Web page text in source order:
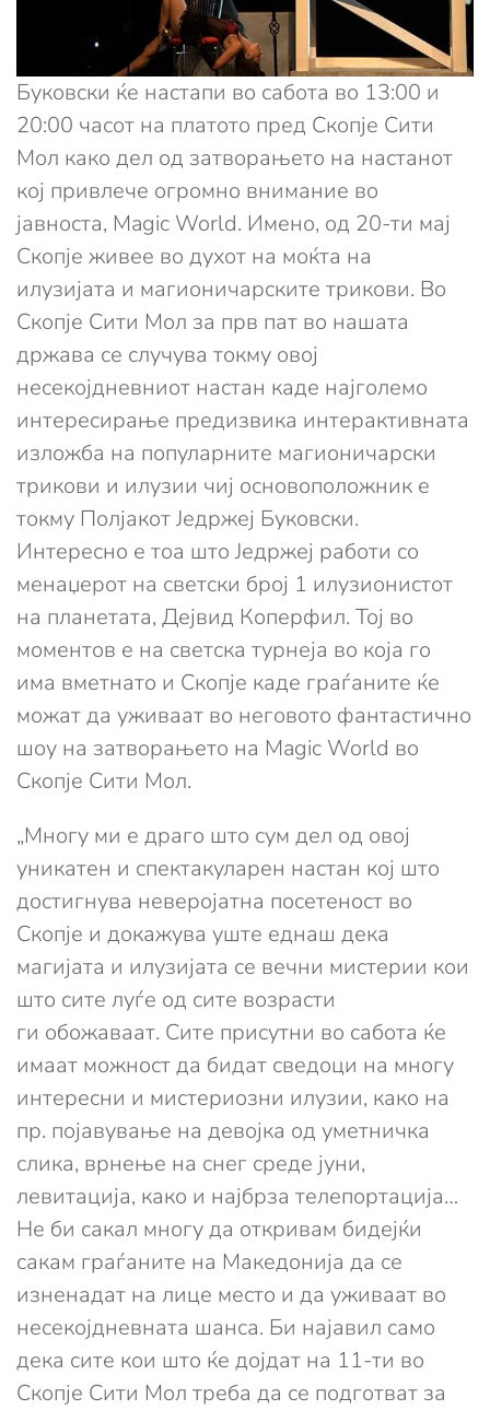
Буковски ќе настапи во сабота во 13:00 и
20:00 часот на платото пред Скопје Сити
Мол како дел од затворањето на настанот
кој привлече огромно внимание во
јавноста, Magic World. Имено, од 20-ти мај
Скопје живее во духот на моќта на
илузијата и магионичарските трикови. Во
Скопје Сити Мол за прв пат во нашата
држава се случува токму овој
несекојдневниот настан каде најголемо
интересирање предизвика интерактивната
изложба на популарните магионичарски
трикови и илузии чиј основоположник е
токму Полјакот Једржеј Буковски.
Интересно е тоа што Једржеј работи со
менаџерот на светски број 1 илузионистот
на планетата, Дејвид Коперфил. Тој во
моментов е на светска турнеја во која го
има вметнато и Скопје каде граѓаните ќе
можат да уживаат во неговото фантастично
шоу на затворањето на Magic World во
Скопје Сити Мол.
„Многу ми е драго што сум дел од овој
уникатен и спектакуларен настан кој што
достигнува неверојатна посетеност во
Скопје и докажува уште еднаш дека
магијата и илузијата се вечни мистерии кои
што сите луѓе од сите возрасти
ги обожаваат. Сите присутни во сабота ќе
имаат можност да бидат сведоци на многу
интересни и мистериозни илузии, како на
пр. појавување на девојка од уметничка
слика, врнење на снег среде јуни,
левитација, како и најбрза телепортација…
Не би сакал многу да откривам бидејќи
сакам граѓаните на Македонија да се
изненадат на лице место и да уживаат во
несекојдневната шанса. Би најавил само
дека сите кои што ќе дојдат на 11-ти во
Скопје Сити Мол треба да се подготват за